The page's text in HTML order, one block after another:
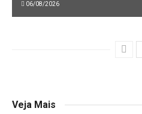
06/08/2026
Veja Mais